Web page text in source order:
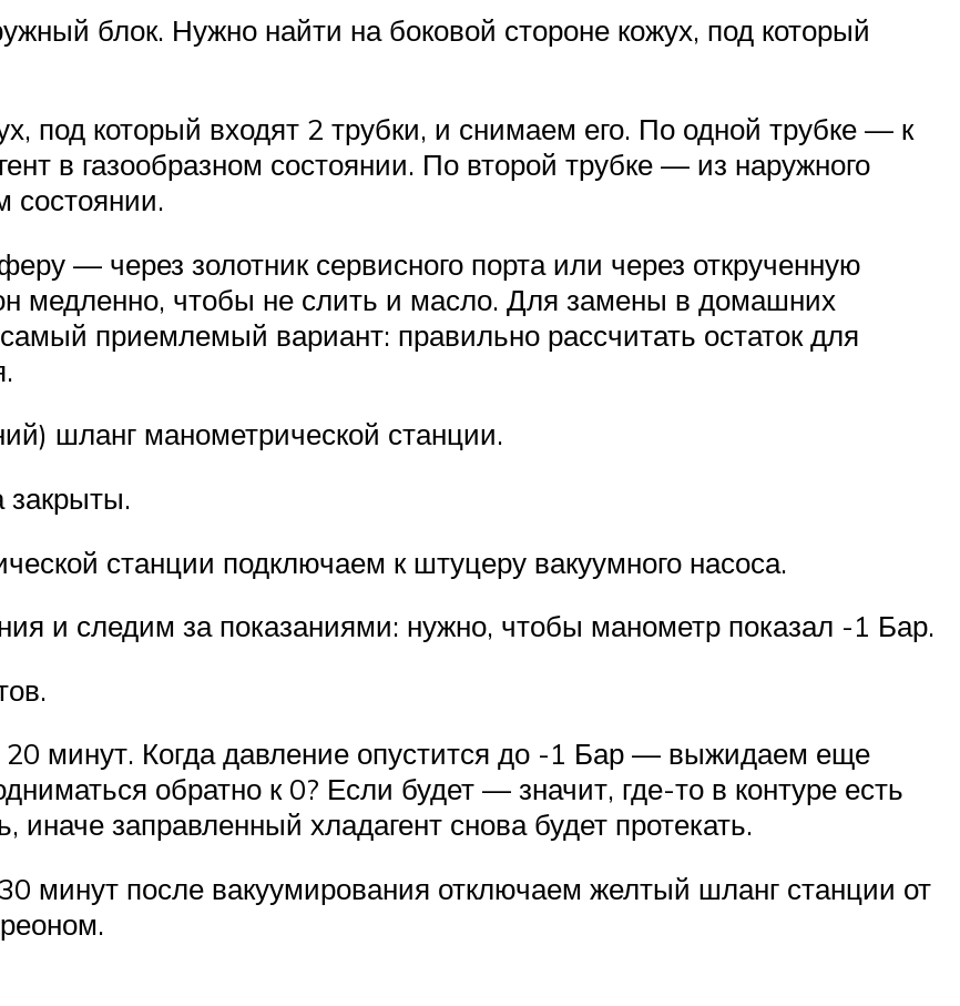
блок. Нужно найти на боковой стороне кожух, под который
под который входят 2 трубки, и снимаем его. По одной трубке — к
в газообразном состоянии. По второй трубке — из наружного
состоянии.
— через золотник сервисного порта или через открученную
медленно, чтобы не слить и масло. Для замены в домашних
приемлемый вариант: правильно рассчитать остаток для
шланг манометрической станции.
закрыты.
станции подключаем к штуцеру вакуумного насоса.
и следим за показаниями: нужно, чтобы манометр показал -1 Бар.
20 минут. Когда давление опустится до -1 Бар — выжидаем еще
обратно к 0? Если будет — значит, где-то в контуре есть
иначе заправленный хладагент снова будет протекать.
минут после вакуумирования отключаем желтый шланг станции от